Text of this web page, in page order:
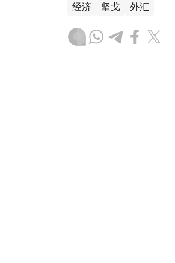
经济 坚戈 外汇